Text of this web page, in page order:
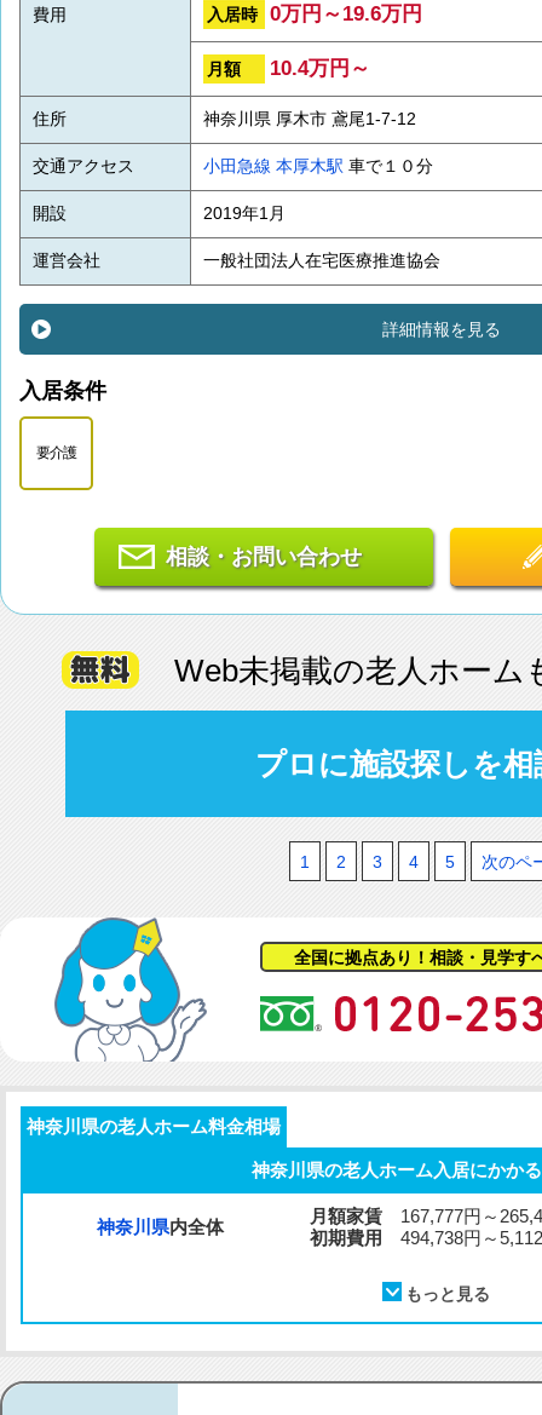
費用 入居時 0万円～19.6万円
月額 10.4万円～
住所 神奈川県 厚木市 鳶尾1-7-12
交通アクセス 小田急線 本厚木駅 車で１０分
開設 2019年1月
運営会社 一般社団法人在宅医療推進協会
詳細情報を見る
入居条件
要介護
相談・お問い合わせ
Web未掲載の老人ホーム
プロに施設探しを
1 2 3 4 5 次のペ
全国に拠点あり！相談・見学す
神奈川県の老人ホーム料金相場
神奈川県の老人ホーム入居にかか
神奈川県内全体
月額家賃 167,777円～
初期費用
494,738円～